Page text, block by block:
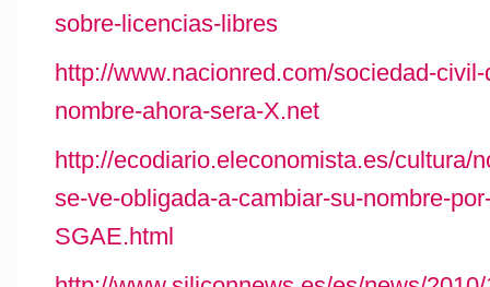
sobre-licencias-libres
http://www.nacionred.com/sociedad-
nombre-ahora-sera-X.net
http://ecodiario.eleconomista.es/cultura/
se-ve-obligada-a-cambiar-su-nombre-
SGAE.html